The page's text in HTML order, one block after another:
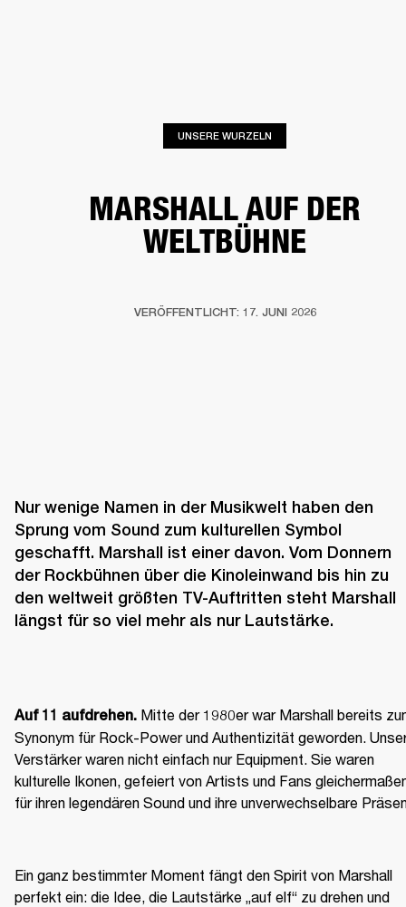
UNSERE WURZELN
MARSHALL AUF DER
WELTBÜHNE
VERÖFFENTLICHT: 17. JUNI 2026
Nur wenige Namen in der Musikwelt haben den
Sprung vom Sound zum kulturellen Symbol
geschafft. Marshall ist einer davon. Vom Donnern
der Rockbühnen über die Kinoleinwand bis hin zu
den weltweit größten TV-Auftritten steht Marshall
längst für so viel mehr als nur Lautstärke.
Auf 11 aufdrehen. Mitte der 1980er war Marshall bereits
Synonym für Rock-Power und Authentizität geworden.
Verstärker waren nicht einfach nur Equipment. Sie waren
kulturelle Ikonen, gefeiert von Artists und Fans
für ihren legendären Sound und ihre unverwechselbare
Ein ganz bestimmter Moment fängt den Spirit von Marshall
perfekt ein: die Idee, die Lautstärke „auf elf“ zu drehen und